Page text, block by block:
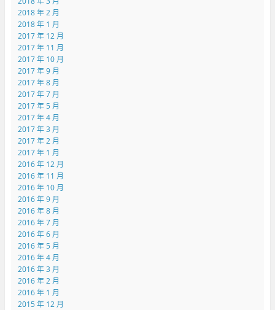
2018 年 2 月
2018 年 1 月
2017 年 12 月
2017 年 11 月
2017 年 10 月
2017 年 9 月
2017 年 8 月
2017 年 7 月
2017 年 5 月
2017 年 4 月
2017 年 3 月
2017 年 2 月
2017 年 1 月
2016 年 12 月
2016 年 11 月
2016 年 10 月
2016 年 9 月
2016 年 8 月
2016 年 7 月
2016 年 6 月
2016 年 5 月
2016 年 4 月
2016 年 3 月
2016 年 2 月
2016 年 1 月
2015 年 12 月